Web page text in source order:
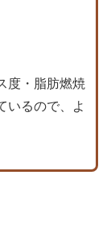
度・脂肪燃焼
いるので、よ